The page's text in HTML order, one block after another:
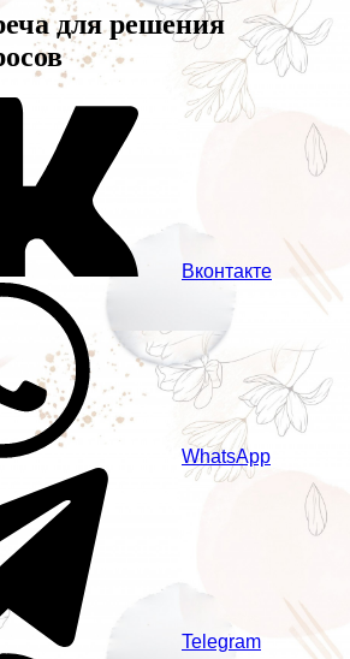
для решения
Вконтакте
WhatsApp
Telegram